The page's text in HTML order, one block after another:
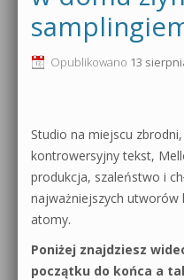
Produkcja muzyczna od
Dubstep z syntezatorem
Kontakt 5 Kompendium
0dB.pl - informacje
Newsletter
Archiwum aktualności
Polityka prywatności
Regulamin
Działanie sklepu
Opublikowano 13
Studio na miejscu
kontrowersyjny tekst,
produkcja, szaleństwo i
najważniejszych utworów
atomy.
Poniżej znajdziesz
początku do końca a